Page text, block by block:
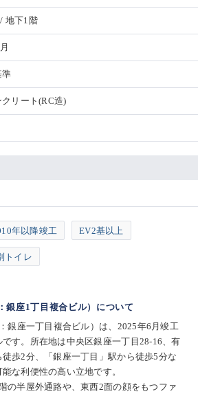
地下1階
準
リート(RC造)
年以降竣工 EV2基以上
トイレ
銀座1丁目複合ビル）について
銀座一丁目複合ビル）は、2025年6月竣工
す。所在地は中央区銀座一丁目28-16、有
歩2分、「銀座一丁目」駅から徒歩5分な
な利便性の高い立地です。
の半屋外通路や、東西2面の顔をもつファ